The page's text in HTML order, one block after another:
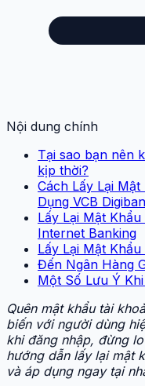
Nội dung chính
Tại sao bạn nên
kịp thời?
Cách Lấy Lại
Dụng VCB
Lấy Lại Mật
Internet Banking
Lấy Lại Mật
Đến Ngân Hàng
Một Số Lưu Ý
Quên mật khẩu tài
biến với người dùng
khi đăng nhập, đừng
hướng dẫn lấy lại mật
và áp dụng ngay tại